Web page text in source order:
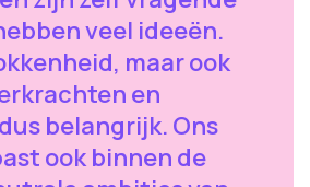
veel ideeën.
maar ook
en
belangrijk. Ons
ook binnen de